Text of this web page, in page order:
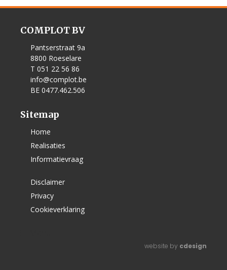
COMPLOT BV
Pantserstraat 9a
8800 Roeselare
T 051 22 56 86
info@complot.be
BE 0477.462.506
Sitemap
Home
Realisaties
Informatievraag
Disclaimer
Privacy
Cookieverklaring
website by cdesign